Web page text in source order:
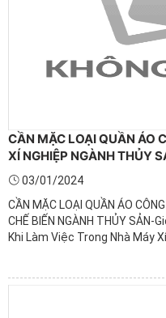
CẦN MẶC LOẠI QUẦN ÁO
XÍ NGHIỆP NGÀNH THỦY
03/01/2024
CẦN MẶC LOẠI QUẦN ÁO
CHẾ BIẾN NGÀNH THỦY
Khi Làm Việc Trong Nhà Máy
công nghiệp xuất khẩu có